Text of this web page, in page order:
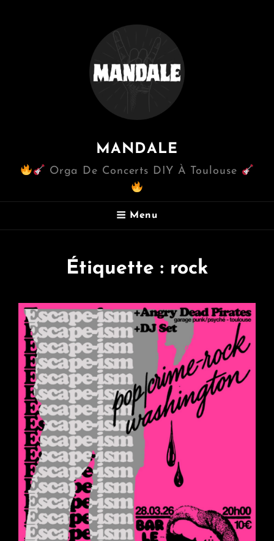
MANDALE
Orga De Concerts DIY À Toulouse
Menu
Étiquette : rock